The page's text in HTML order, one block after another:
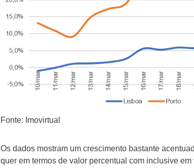
Fonte: Imovirtual
Os dados mostram um crescimento bastante
quer em termos de valor percentual com inclusive